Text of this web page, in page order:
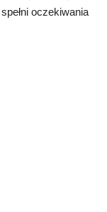
oczekiwania